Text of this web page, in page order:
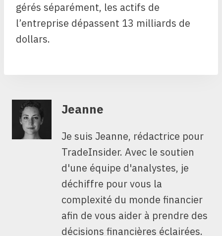
gérés séparément, les actifs de
l’entreprise dépassent 13 milliards de
dollars.
Jeanne
Je suis Jeanne, rédactrice pour
TradeInsider. Avec le soutien
d'une équipe d'analystes, je
déchiffre pour vous la
complexité du monde financier
afin de vous aider à prendre des
décisions financières éclairées.